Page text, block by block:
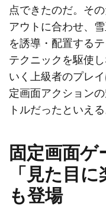
点できたのだ。そ
アウトに合わせ、
を誘導・配置する
テクニックを駆使
いく上級者のプレ
定画面アクション
トルだったといえる
固定画面ゲ
「見た目
も登場